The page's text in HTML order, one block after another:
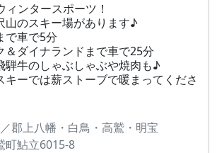
ンタースポーツ！
山のスキー場があります♪
で車で5分
＆ダイナランドまで車で25分
騨牛のしゃぶしゃぶや焼肉も♪
キーでは薪ストーブで暖まってくださ
郡上八幡・白鳥・高鷲・明宝
町鮎立6015-8